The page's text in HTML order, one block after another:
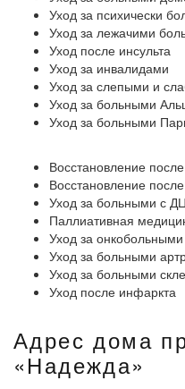
Уход за психически
Уход за лежачими
Уход после инсульта
Уход за инвалидами
Уход за слепыми и
Уход за больными
Уход за больными
Восстановление
Восстановление
Уход за больными с
Паллиативная
Уход за онкобольными
Уход за больными
Уход за больными
Уход после инфаркта
Адрес дома
«Надежда»